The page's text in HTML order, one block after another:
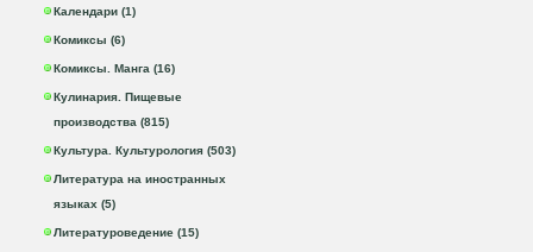
Календари (1)
Комиксы (6)
Комиксы. Манга (16)
Кулинария. Пищевые
производства (815)
Культура. Культурология (503)
Литература на иностранных
языках (5)
Литературоведение (15)